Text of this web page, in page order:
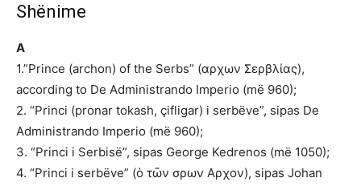
Shënime
A
1.”Prince (archon) of the Serbs” (αρχων Σερβλίας),
according to De Administrando Imperio (më 960);
2. “Princi (pronar tokash, çifligar) i serbëve”, sipas De
Administrando Imperio (më 960);
3. “Princi i Serbisë”, sipas George Kedrenos (më 1050);
4. “Princi i serbëve” (ὁ τῶν σρων Αρχον), sipas Johan